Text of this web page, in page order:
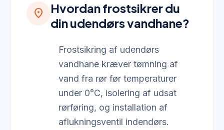
location_on
Hvordan frostsikrer du
din udendørs vandhane?
Frostsikring af udendørs
vandhane kræver tømning af
vand fra rør før temperaturer
under 0°C, isolering af udsat
rørføring, og installation af
aflukningsventil indendørs.